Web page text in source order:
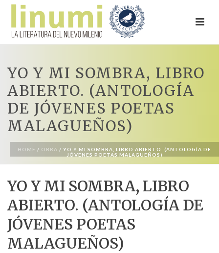
YO Y MI SOMBRA, LIBRO
ABIERTO. (ANTOLOGÍA
DE JÓVENES POETAS
MALAGUEÑOS)
HOME / OBRA / YO Y MI SOMBRA, LIBRO ABIERTO. (ANTOLOGÍA DE
JÓVENES POETAS MALAGUEÑOS)
YO Y MI SOMBRA, LIBRO
ABIERTO. (ANTOLOGÍA DE
JÓVENES POETAS
MALAGUEÑOS)